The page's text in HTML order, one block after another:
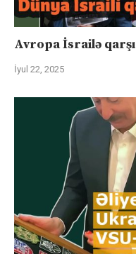
Avropa İsrailə qarşı
İyul 22, 2025